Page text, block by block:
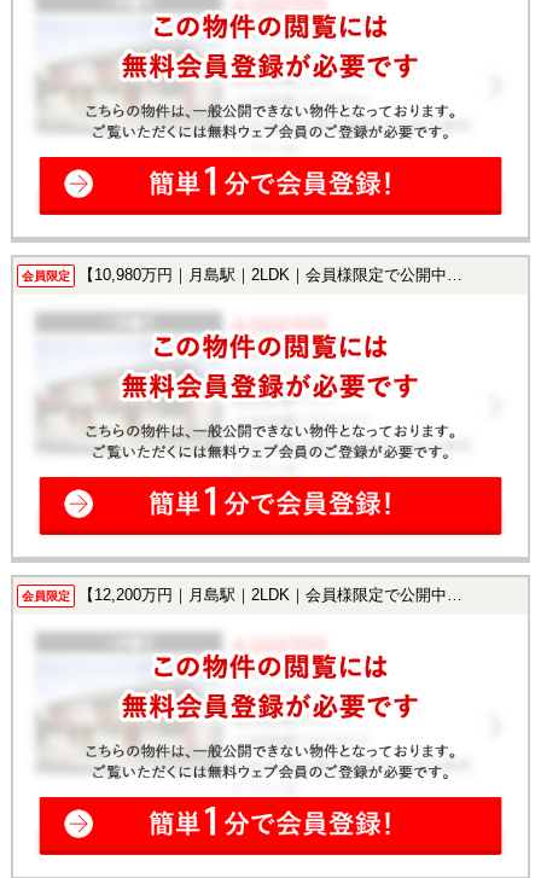
会員限定 【10,980万円｜月島駅｜2LDK｜会員様限定で公開中！】
会員限定 【12,200万円｜月島駅｜2LDK｜会員様限定で公開中！】